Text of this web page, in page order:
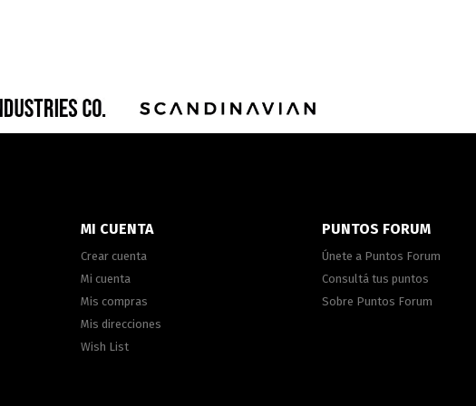
MI CUENTA
Crear cuenta
Mi cuenta
Mis compras
Mis direcciones
Wish List
PUNTOS FORUM
Únete a Puntos Forum
Consultá tus puntos
Sobre Puntos Forum